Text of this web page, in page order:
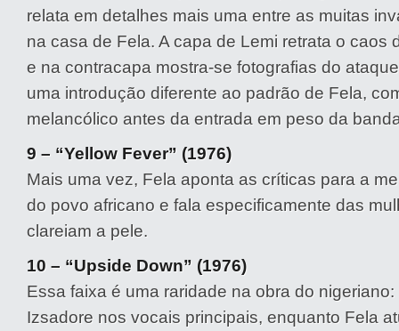
relata em detalhes mais uma entre as muitas
na casa de Fela. A capa de Lemi retrata o caos
e na contracapa mostra-se fotografias do
uma introdução diferente ao padrão de Fela,
melancólico antes da entrada em peso da
9 – “Yellow Fever” (1976)
Mais uma vez, Fela aponta as críticas para a
do povo africano e fala especificamente das
clareiam a pele.
10 – “Upside Down” (1976)
Essa faixa é uma raridade na obra do
Izsadore nos vocais principais, enquanto Fela